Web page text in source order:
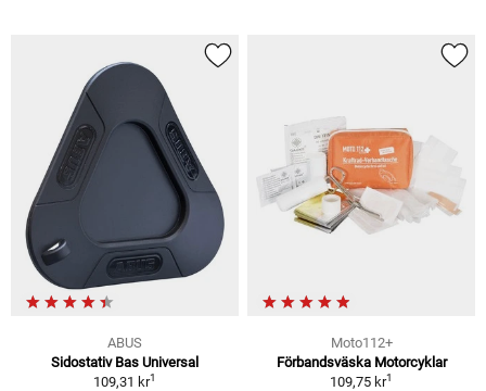
ABUS
Sidostativ Bas Universal
109,31 kr1
Moto112+
Förbandsväska Motorcyklar
109,75 kr1